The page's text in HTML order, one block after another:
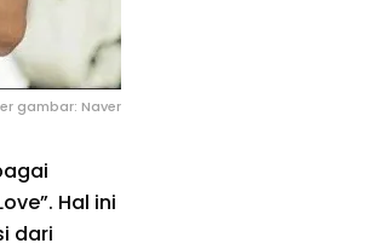
gambar: Naver
Hal ini
dari